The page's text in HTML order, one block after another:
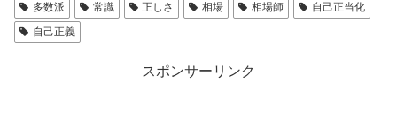
多数派
常識 正しさ 相場 相場師
自己正当化
自己正義
スポンサーリンク